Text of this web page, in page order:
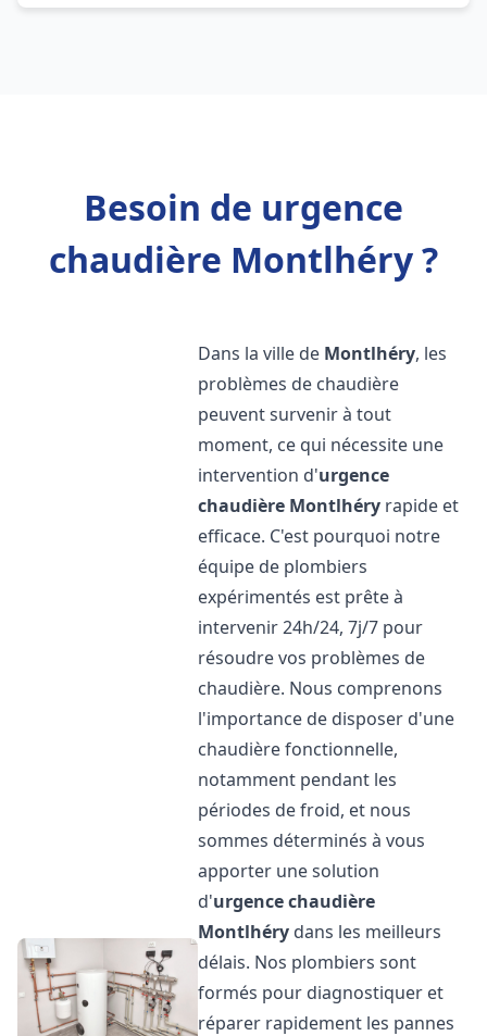
Besoin de urgence
chaudière Montlhéry ?
Dans la ville de Montlhéry, les
problèmes de chaudière
peuvent survenir à tout
moment, ce qui nécessite une
intervention d'urgence
chaudière Montlhéry rapide et
efficace. C'est pourquoi notre
équipe de plombiers
expérimentés est prête à
intervenir 24h/24, 7j/7 pour
résoudre vos problèmes de
chaudière. Nous comprenons
l'importance de disposer d'une
chaudière fonctionnelle,
notamment pendant les
périodes de froid, et nous
sommes déterminés à vous
apporter une solution
d'urgence chaudière
Montlhéry dans les meilleurs
délais. Nos plombiers sont
formés pour diagnostiquer et
réparer rapidement les pannes